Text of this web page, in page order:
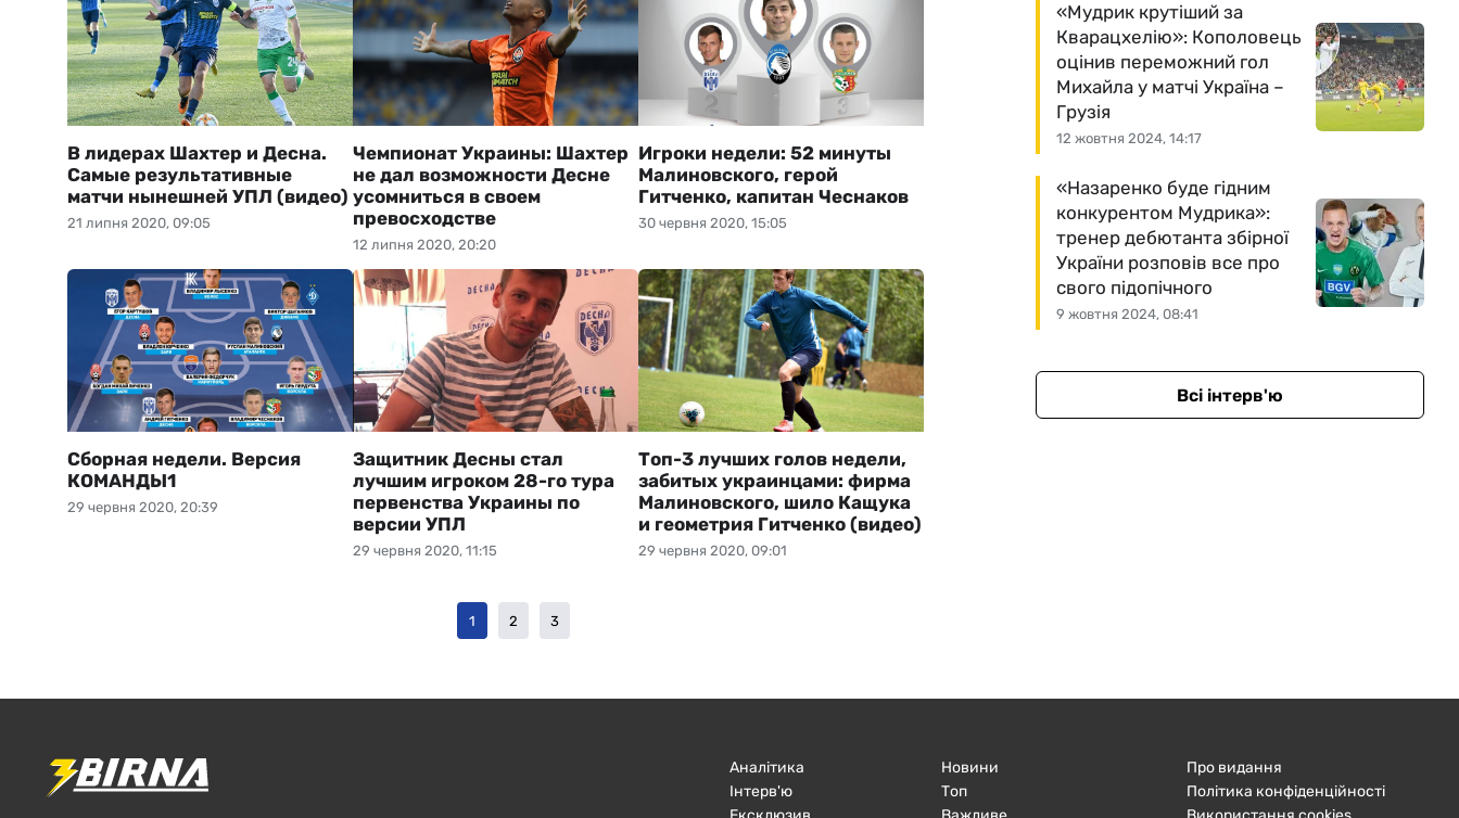
21 липня 2020, 09:05
В лидерах Шахтер и Десна.
Самые результативные
матчи нынешней УПЛ (видео)
12 липня 2020, 20:20
Чемпионат Украины: Шахтер
не дал возможности Десне
усомниться в своем
превосходстве
30 червня 2020, 15:05
Игроки недели: 52 минуты
Малиновского, герой
Гитченко, капитан Чеснаков
29 червня 2020, 20:39
Сборная недели. Версия
КОМАНДЫ1
29 червня 2020, 11:15
Защитник Десны стал
лучшим игроком 28-го тура
первенства Украины по
версии УПЛ
29 червня 2020, 09:01
Топ-3 лучших голов недели,
забитых украинцами: фирма
Малиновского, шило Кащука
и геометрия Гитченко (видео)
1 2 3
12 жовтня 2024, 14:17
«Мудрик крутіший за
Кварацхелію»: Кополовець
оцінив переможний гол
Михайла у матчі Україна –
Грузія
9 жовтня 2024, 08:41
«Назаренко буде гідним
конкурентом Мудрика»:
тренер дебютанта збірної
України розповів все про
свого підопічного
Всі інтерв'ю
Аналітика
Інтерв'ю
Новини
Топ
Про видання
Політика конфіденційності